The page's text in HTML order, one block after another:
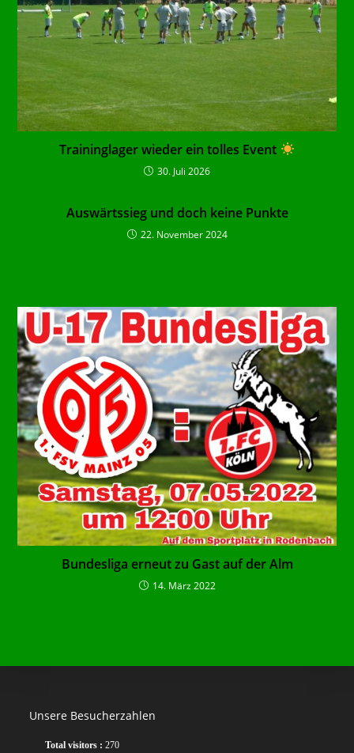
Traininglager wieder ein tolles Event
30. Juli 2026
Auswärtssieg und doch keine Punkte
22. November 2024
Bundesliga erneut zu Gast auf der Alm
14. März 2022
Unsere Besucherzahlen
Total visitors :270